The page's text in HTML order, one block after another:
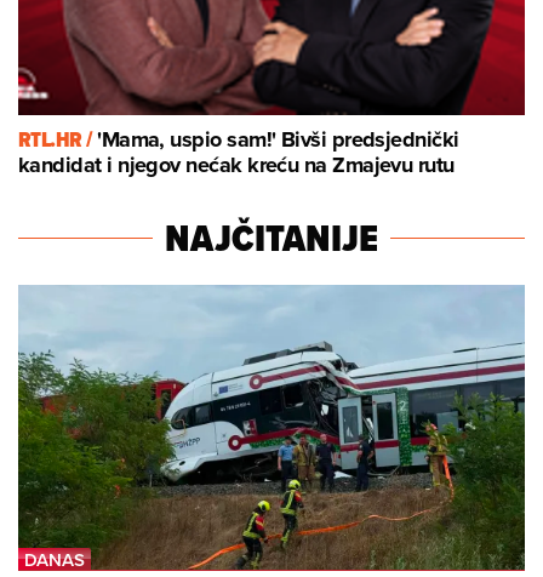
RTL.HR /'Mama, uspio sam!' Bivši predsjednički
kandidat i njegov nećak kreću na Zmajevu rutu
NAJČITANIJE